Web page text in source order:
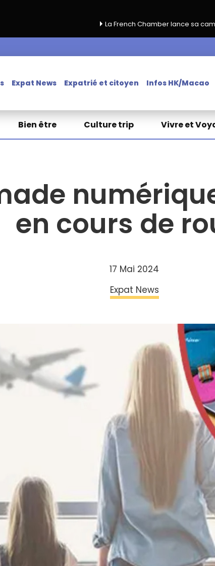
La French Chamber lance sa campagne de
Expat News Expatrié et citoyen Infos HK/Macao
Bien être Culture trip Vivre et
en cours de
17 Mai 2024
Expat News